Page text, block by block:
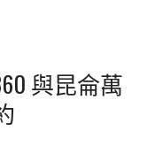
與昆侖萬